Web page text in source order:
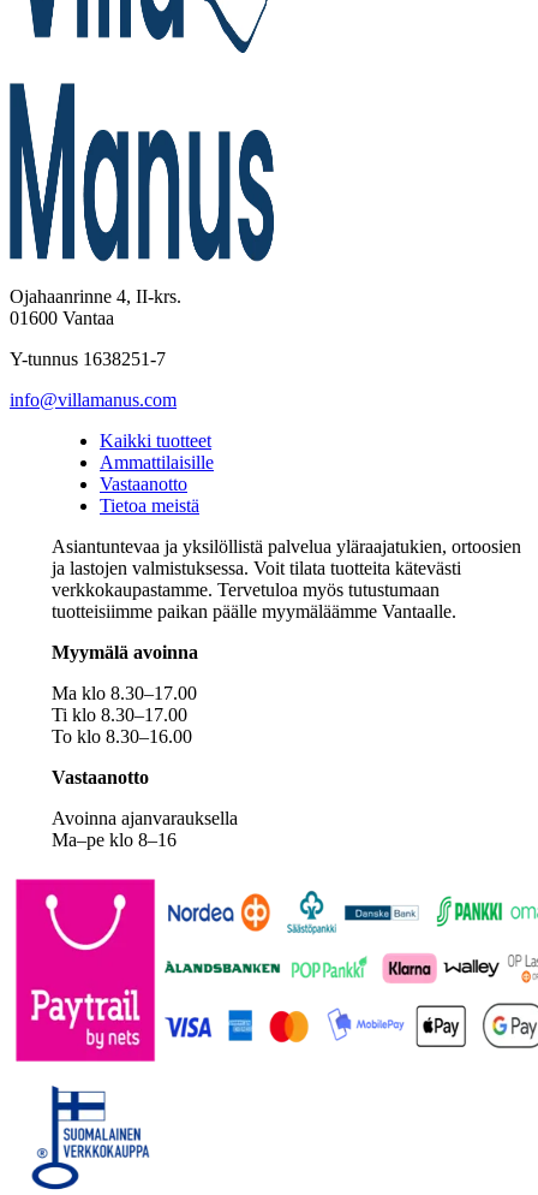
Ojahaanrinne 4, II-krs.
01600 Vantaa
Y-tunnus 1638251-7
info@villamanus.com
Kaikki tuotteet
Ammattilaisille
Vastaanotto
Tietoa meistä
Asiantuntevaa ja yksilöllistä palvelua yläraajatukien, ortoosien
ja lastojen valmistuksessa. Voit tilata tuotteita kätevästi
verkkokaupastamme. Tervetuloa myös tutustumaan
tuotteisiimme paikan päälle myymäläämme Vantaalle.
Myymälä avoinna
Ma klo 8.30–17.00
Ti klo 8.30–17.00
To klo 8.30–16.00
Vastaanotto
Avoinna ajanvarauksella
Ma–pe klo 8–16